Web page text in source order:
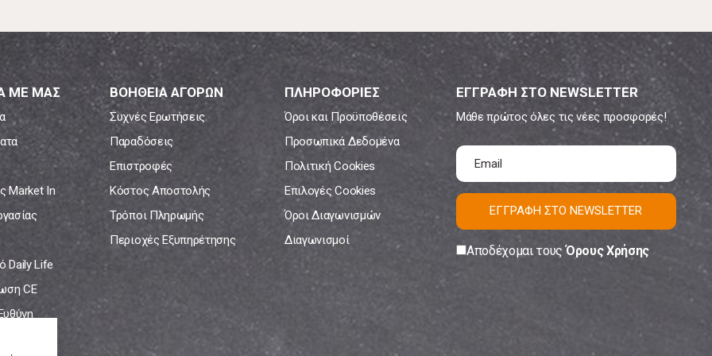
ΜΕ ΜΑΣ
Market In
Daily Life
CE
ΒΟΗΘΕΙΑ ΑΓΟΡΩΝ
Συχνές Ερωτήσεις
Παραδόσεις
Επιστροφές
Κόστος Αποστολής
Τρόποι Πληρωμής
Περιοχές Εξυπηρέτησης
ΠΛΗΡΟΦΟΡΙΕΣ
Όροι και Προϋποθέσεις
Προσωπικά Δεδομένα
Πολιτική Cookies
Επιλογές Cookies
Όροι Διαγωνισμών
Διαγωνισμοί
ΕΓΓΡΑΦΗ ΣΤΟ NEWSLETTER
Μάθε πρώτος όλες τις νέες προσφορές!
ΕΓΓΡΑΦΗ ΣΤΟ NEWSLETTER
Αποδέχομαι τουςΌρους Χρήσης